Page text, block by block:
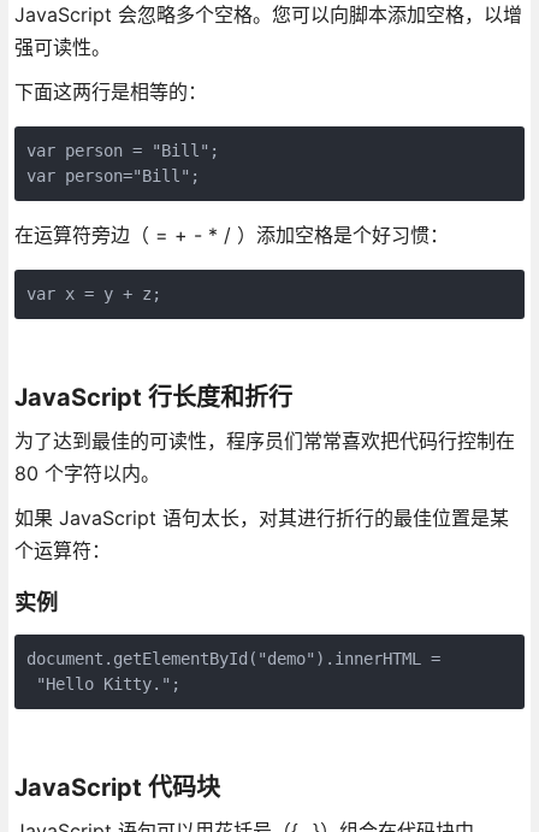
JavaScript 会忽略多个空格。您可以向脚本添加空格，以增
强可读性。
下面这两行是相等的：
var person = "Bill";
var person="Bill";
在运算符旁边（ = + - * / ）添加空格是个好习惯：
var x = y + z;
JavaScript 行长度和折行
为了达到最佳的可读性，程序员们常常喜欢把代码行控制在
80 个字符以内。
如果 JavaScript 语句太长，对其进行折行的最佳位置是某
个运算符：
实例
document.getElementById("demo").innerHTML =
"Hello Kitty.";
JavaScript 代码块